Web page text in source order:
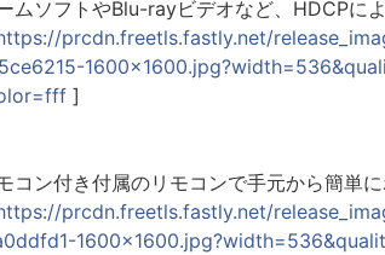
ムソフトやBlu-rayビデオなど、HDCPに
prcdn.freetls.fastly.net/
]
コン付き付属のリモコンで手元から簡単
prcdn.freetls.fastly.net/